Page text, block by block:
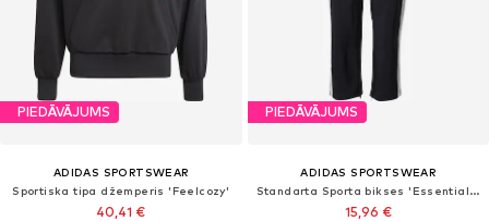
PIEDĀVĀJUMS
ADIDAS SPORTSWEAR
Sportiska tipa džemperis 'Feelcozy'
40,41 €
PIEDĀVĀJUMS
ADIDAS SPORTSWEAR
Standarta Sporta bikses 'Essentials Stanford Open Hem'
15,96 €